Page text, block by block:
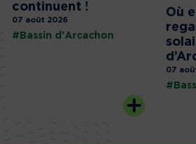
continuent !
07 août 2026
#Bassin d'Arcachon
Où
07